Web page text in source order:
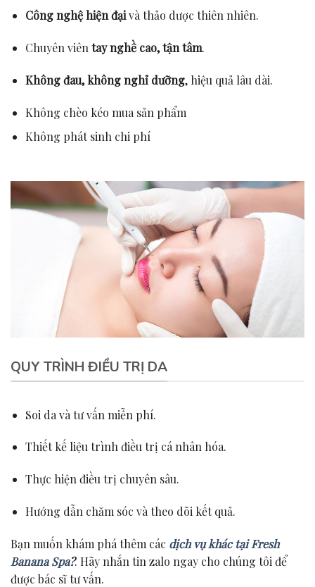
Công nghệ hiện đạivà thảo dược thiên nhiên.
Chuyên viên tay nghề cao, tận tâm.
Không đau, không nghỉ dưỡng, hiệu quả lâu dài.
Không chèo kéo mua sản phẩm
Không phát sinh chi phí
QUY TRÌNH ĐIỀU TRỊ DA
Soi da và tư vấn miễn phí.
Thiết kế liệu trình điều trị cá nhân hóa.
Thực hiện điều trị chuyên sâu.
Hướng dẫn chăm sóc và theo dõi kết quả.
Bạn muốn khám phá thêm các dịch vụ khác tại Fresh
Banana Spa?. Hãy nhắn tin zalo ngay cho chúng tôi để
được bác sĩ tư vấn.